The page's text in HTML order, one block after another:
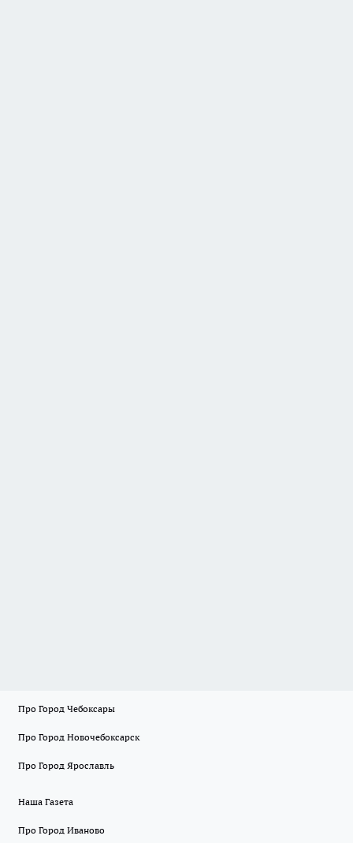
Про Город Чебоксары
Про Город Новочебоксарск
Про Город Ярославль
Наша Газета
Про Город Иваново